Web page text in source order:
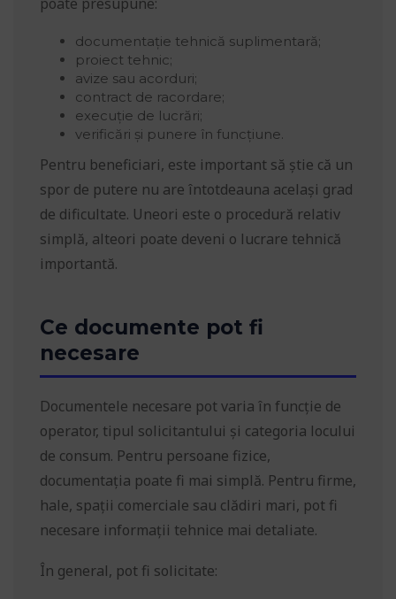
documentație tehnică suplimentară;
proiect tehnic;
avize sau acorduri;
contract de racordare;
execuție de lucrări;
verificări și punere în funcțiune.
Pentru beneficiari, este important să știe că un
spor de putere nu are întotdeauna același grad
de dificultate. Uneori este o procedură relativ
simplă, alteori poate deveni o lucrare tehnică
importantă.
Ce documente pot fi
necesare
Documentele necesare pot varia în funcție de
operator, tipul solicitantului și categoria locului
de consum. Pentru persoane fizice,
documentația poate fi mai simplă. Pentru firme,
hale, spații comerciale sau clădiri mari, pot fi
necesare informații tehnice mai detaliate.
În general, pot fi solicitate: